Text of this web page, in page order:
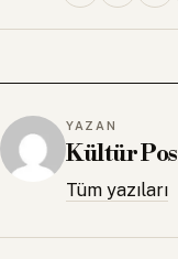
YAZAN
Kültür
Tüm yazıları